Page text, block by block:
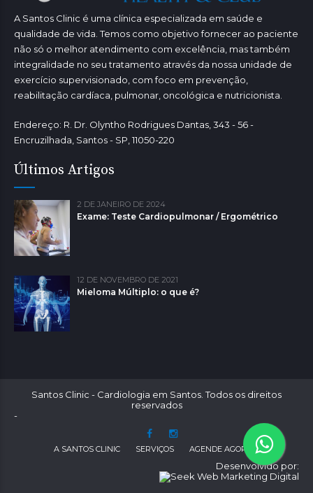
A Santos Clinic é uma clínica especializada em saúde e
qualidade de vida. Temos como objetivo fornecer ao paciente
não só o melhor atendimento com excelência, mas também
integralidade no seu tratamento através da nossa unidade de
exercício supervisionado, com foco em prevenção,
reabilitação cardíaca, pulmonar, oncológica e nutricionista.
Endereço: R. Dr. Olyntho Rodrigues Dantas, 343 - 56 -
Encruzilhada, Santos - SP, 11050-220
Últimos Artigos
2 DE JANEIRO DE 2024
Exame: Teste Cardiopulmonar / Ergométrico
12 DE NOVEMBRO DE 2021
Mieloma Múltiplo: o que é?
Santos Clinic - Cardiologia em Santos. Todos os direitos
reservados
-
A SANTOS CLINIC SERVIÇOS AGENDE AGORA
Desenvolvido por: